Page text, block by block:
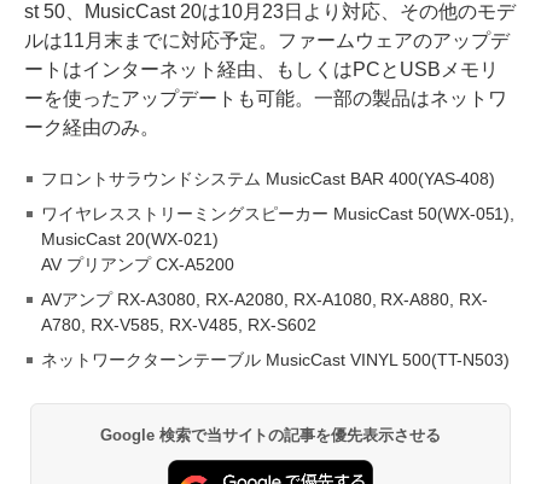
st 50、MusicCast 20は10月23日より対応、その他のモデ
ルは11月末までに対応予定。ファームウェアのアップデ
ートはインターネット経由、もしくはPCとUSBメモリ
ーを使ったアップデートも可能。一部の製品はネットワ
ーク経由のみ。
フロントサラウンドシステム MusicCast BAR 400(YAS-408)
ワイヤレスストリーミングスピーカー MusicCast 50(WX-051),
MusicCast 20(WX-021)
AV プリアンプ CX-A5200
AVアンプ RX-A3080, RX-A2080, RX-A1080, RX-A880, RX-
A780, RX-V585, RX-V485, RX-S602
ネットワークターンテーブル MusicCast VINYL 500(TT-N503)
Google 検索で当サイトの記事を優先表示させる